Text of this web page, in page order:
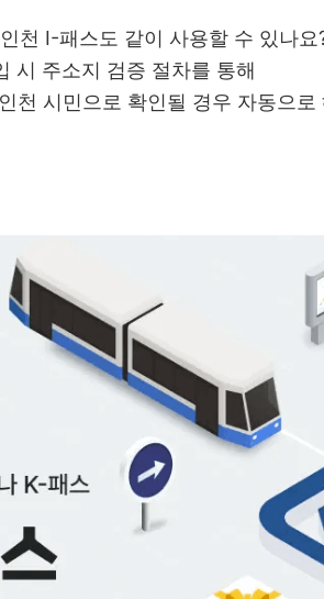
천 I-패스도 같이 사용할 수 있나요
시 주소지 검증 절차를 통해
천 시민으로 확인될 경우 자동으로